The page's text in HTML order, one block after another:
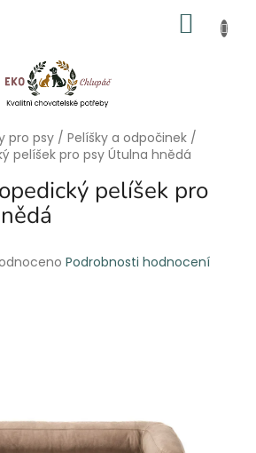
pro psy / Pelíšky a odpočinek /
pelíšek pro psy Útulna hnědá
pelíšek pro
Podrobnosti hodnocení